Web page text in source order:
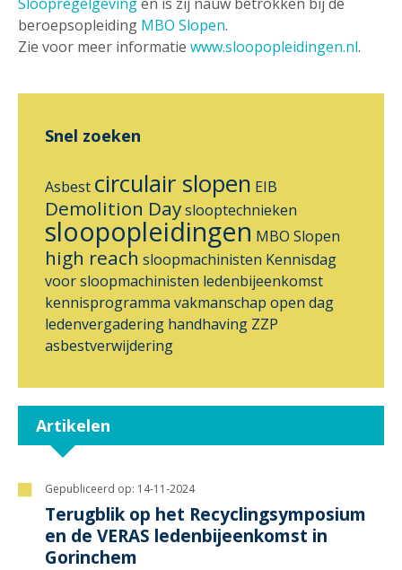
beroepsopleiding MBO Slopen.
Zie voor meer informatie www.sloopopleidingen.nl.
Snel zoeken
Asbest circulair slopen EIB
Demolition Dayslooptechnieken
sloopopleidingen MBO Slopen
high reach sloopmachinisten Kennisdag
voor sloopmachinisten ledenbijeenkomst
kennisprogramma vakmanschap open dag
ledenvergadering handhaving ZZP
asbestverwijdering
Artikelen
Gepubliceerd op: 14-11-2024
Terugblik op het Recyclingsymposium
en de VERAS ledenbijeenkomst in
Gorinchem